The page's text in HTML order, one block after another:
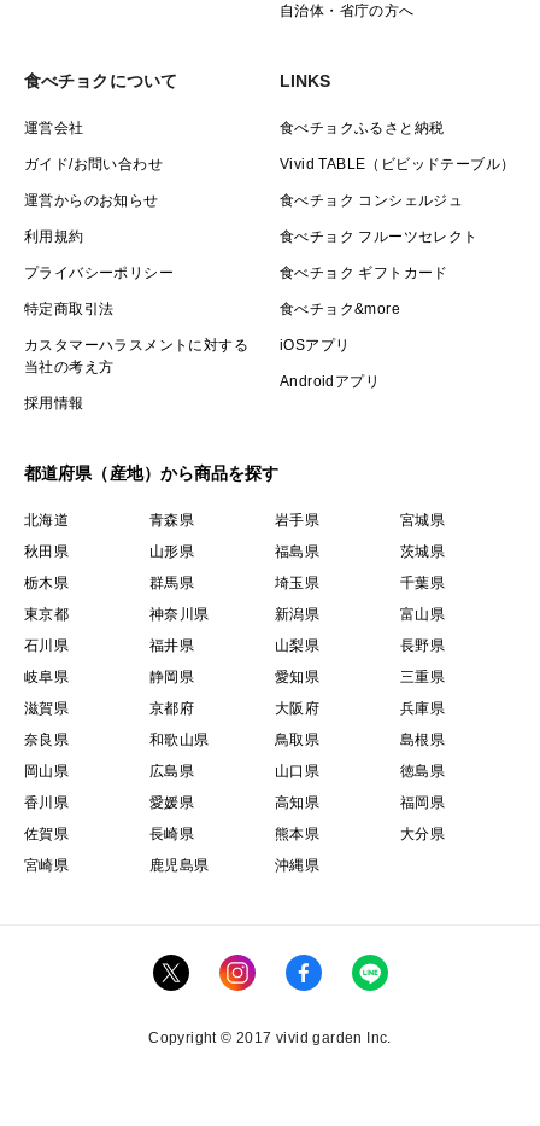
自治体・省庁の方へ
食べチョクについて
運営会社
ガイド/お問い合わせ
運営からのお知らせ
利用規約
プライバシーポリシー
特定商取引法
カスタマーハラスメントに対する
当社の考え方
採用情報
LINKS
食べチョクふるさと納税
Vivid TABLE（ビビッドテーブル）
食べチョク コンシェルジュ
食べチョク フルーツセレクト
食べチョク ギフトカード
食べチョク&more
iOSアプリ
Androidアプリ
都道府県（産地）から商品を探す
北海道 青森県 岩手県
宮城県
秋田県
山形県 福島県
茨城県
栃木県
群馬県 埼玉県
千葉県
東京都
神奈川県 新潟県
富山県
石川県
福井県 山梨県
長野県
岐阜県
静岡県 愛知県
三重県
滋賀県
京都府 大阪府
兵庫県
奈良県
和歌山県 鳥取県
島根県
岡山県
広島県 山口県
徳島県
香川県
愛媛県 高知県
福岡県
佐賀県
長崎県 熊本県
大分県
宮崎県
鹿児島県 沖縄県
Copyright © 2017 vivid garden Inc.